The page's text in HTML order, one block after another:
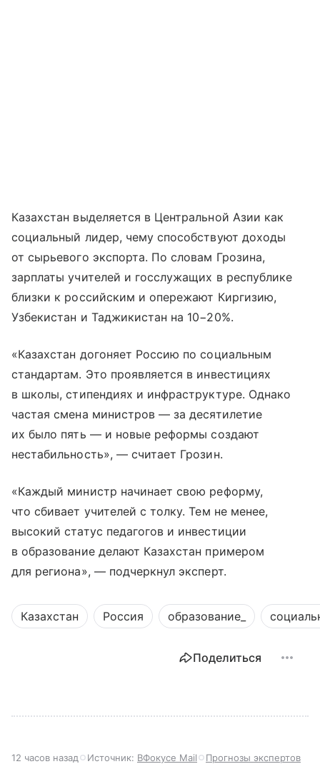
Казахстан выделяется в Центральной Азии как
социальный лидер, чему способствуют доходы
от сырьевого экспорта. По словам Грозина,
зарплаты учителей и госслужащих в республике
близки к российским и опережают Киргизию,
Узбекистан и Таджикистан на 10−20%.
«Казахстан догоняет Россию по социальным
стандартам. Это проявляется в инвестициях
в школы, стипендиях и инфраструктуре. Однако
частая смена министров — за десятилетие
их было пять — и новые реформы создают
нестабильность», — считает Грозин.
«Каждый министр начинает свою реформу,
что сбивает учителей с толку. Тем не менее,
высокий статус педагогов и инвестиции
в образование делают Казахстан примером
для региона», — подчеркнул эксперт.
Казахстан Россия образование_
Поделиться
12 часов назад Источник: ВФокусе Mail Прогнозы экспертов